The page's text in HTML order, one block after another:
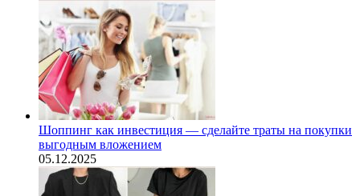
Шоппинг как инвестиция — сделайте траты на покупки
выгодным вложением
05.12.2025